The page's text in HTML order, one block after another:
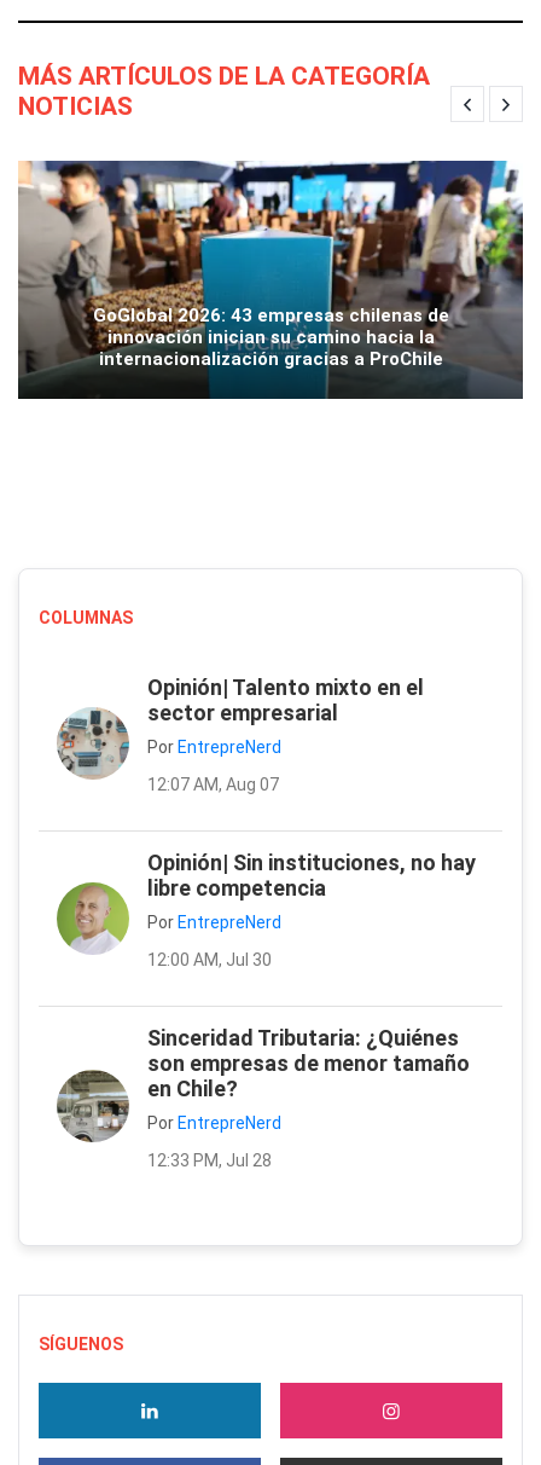
MÁS ARTÍCULOS DE LA CATEGORÍA
NOTICIAS
GoGlobal 2026: 43 empresas chilenas de
innovación inician su camino hacia la
internacionalización gracias a ProChile
COLUMNAS
Opinión| Talento mixto en el
sector empresarial
Por EntrepreNerd
12:07 AM, Aug 07
Opinión| Sin instituciones, no hay
libre competencia
Por EntrepreNerd
12:00 AM, Jul 30
Sinceridad Tributaria: ¿Quiénes
son empresas de menor tamaño
en Chile?
Por EntrepreNerd
12:33 PM, Jul 28
SÍGUENOS